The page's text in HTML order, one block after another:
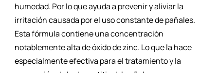
humedad. Por lo que ayuda a prevenir y aliviar la
irritación causada por el uso constante de pañales.
Esta fórmula contiene una concentración
notablemente alta de óxido de zinc. Lo que la hace
especialmente efectiva para el tratamiento y la